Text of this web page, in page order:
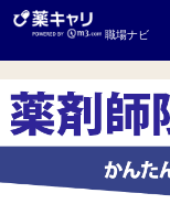
職場ナビ
株式会社服部薬局
にご相談ください